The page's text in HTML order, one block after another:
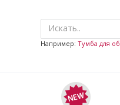
Например: Тумба для